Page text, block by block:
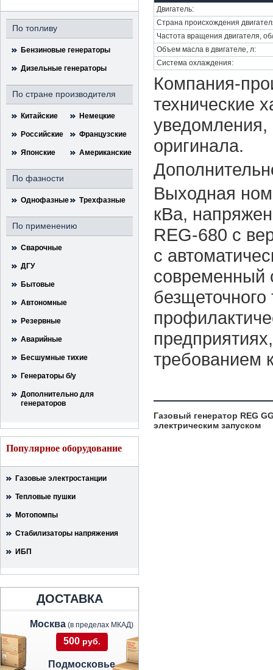
По топливу
Бензиновые генераторы
Дизельные генераторы
По стране производителя
Китайские Немецкие
Российские Французские
Японские Американские
По фазности
Однофазные Трехфазные
По применению
Сварочные
ДГУ
Бытовые
Автономные
Резервные
Аварийные
Бесшумные тихие
Генераторы б/у
Дополнительно для
генераторов
Популярное оборудование
Газовые электростанции
Тепловые пушки
Мотопомпы
Стабилизаторы напряжения
ИБП
ДОСТАВКА
Москва (в пределах МКАД)
500 руб.
Подмосковье
Двигатель:
Страна происхождения
Частота вращения двигателя,
Объем масла в двигателе, л:
Система охлаждения:
Компания-
технические
уведомления,
оригинала.
Выходная
кВа,
REG-680 с
с
современный
безщеточного
требованием
Газовый генератор REG
электрическим запуском